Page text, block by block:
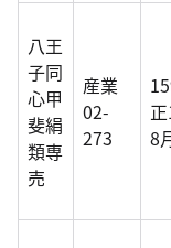
八王
子同
心甲
斐絹
類専
売
産業
02-
273
8